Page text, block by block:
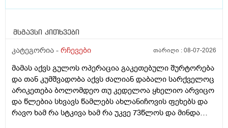
მსგავსი კითხვები
კატეგორია - რჩევები თარიღი :08-07-2026
მამას აქვს გულოს ოპერაცია გაკეთებული შურტორება
და თან კუმშვადობა აქვს ძალიან დაბალი სარქველოც
არიკეთება ბოლომდეო თუ კედელოა ყხელიო არვიცო
და წლებია სხვავს წამლებს ახლანიჩოვის ფეხებს და
რავო ხამ რა სტკივა ხამ რა უკვე 73წლოს და მინდა